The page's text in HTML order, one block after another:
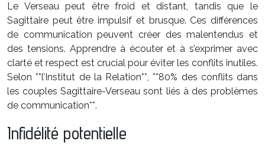
Le Verseau peut être froid et distant, tandis que le
Sagittaire peut être impulsif et brusque. Ces différences
de communication peuvent créer des malentendus et
des tensions. Apprendre à écouter et à s’exprimer avec
clarté et respect est crucial pour éviter les conflits inutiles.
Selon **l’Institut de la Relation**, **80% des conflits dans
les couples Sagittaire-Verseau sont liés à des problèmes
de communication**.
Infidélité potentielle